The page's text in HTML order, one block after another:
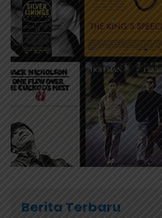
Berita Terbaru